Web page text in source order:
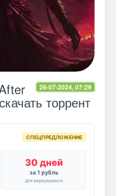
26-07-2024, 07:29
торрент
СПЕЦПРЕДЛОЖЕНИЕ
30 дней
за 1 рубль
для вернувшихся